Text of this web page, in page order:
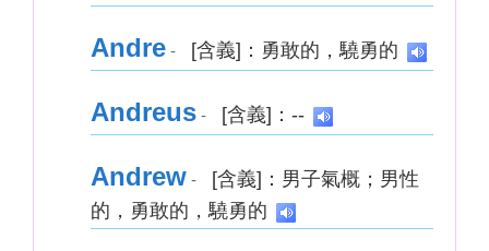
Andre - [含義]：勇敢的，驍勇的
Andreus - [含義]：--
Andrew -
[含義]：男子氣概；男性
的，勇敢的，驍勇的